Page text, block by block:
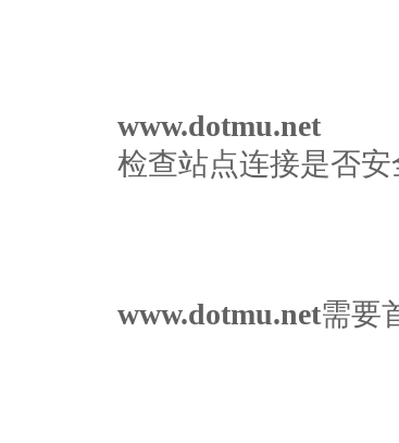
www.dotmu.net
检查站点连接是否安
www.dotmu.net需要